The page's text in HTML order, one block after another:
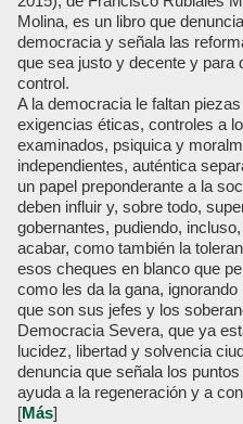
Molina, es un libro que
democracia y señala las
que sea justo y decente y para
control.
A la democracia le faltan
exigencias éticas, controles a
examinados, psiquica y
independientes, auténtica
un papel preponderante a la
deben influir y, sobre todo,
gobernantes, pudiendo,
acabar, como también la
esos cheques en blanco que
como les da la gana,
que son sus jefes y los
Democracia Severa, que ya
lucidez, libertad y solvencia
denuncia que señala los
ayuda a la regeneración y a
[Más]